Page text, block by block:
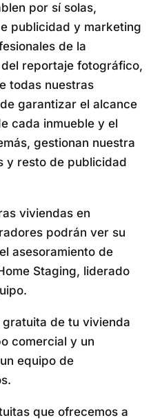
por sí solas,
publicidad y marketing
de la
reportaje fotográfico,
todas nuestras
garantizar el alcance
cada inmueble y el
gestionan nuestra
y resto de publicidad
viviendas en
podrán ver su
asesoramiento de
Staging, liderado
gratuita de tu vivienda
comercial y un
equipo de
que ofrecemos a